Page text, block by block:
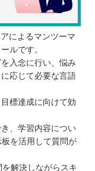
によるマンツーマ
ルです。
入念に行い、悩み
応じて必要な言語
標達成に向けて効
、学習内容につい
を活用して質問が
解決しながらスキ